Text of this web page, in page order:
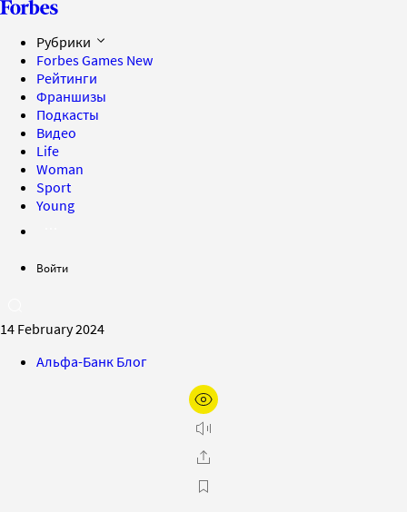
Рубрики
Forbes Games New
Рейтинги
Франшизы
Подкасты
Видео
Life
Woman
Sport
Young
Войти
14 February 2024
Альфа-Банк Блог